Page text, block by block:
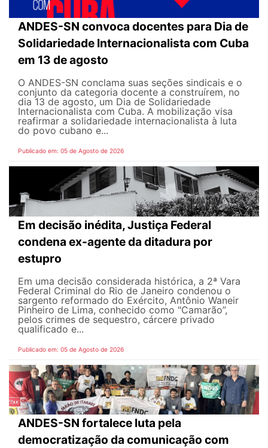
ANDES-SN convoca docentes para Dia de
Solidariedade Internacionalista com Cuba
em 13 de agosto
O ANDES-SN conclama suas seções sindicais e o
conjunto da categoria docente a construírem, no
dia 13 de agosto, um Dia de Solidariedade
Internacionalista com Cuba. A mobilização visa
reafirmar a solidariedade internacionalista à luta
do povo cubano e...
Publicado em: 05 de Agosto de 2026
Em decisão inédita, Justiça Federal
condena ex-agente da ditadura por
estupro
Em uma decisão considerada histórica, a 2ª Vara
Federal Criminal do Rio de Janeiro condenou o
sargento reformado do Exército, Antônio Waneir
Pinheiro de Lima, conhecido como "Camarão”,
pelos crimes de sequestro, cárcere privado
qualificado e...
Publicado em: 05 de Agosto de 2026
ANDES-SN fortalece luta pela
democratização da comunicação com